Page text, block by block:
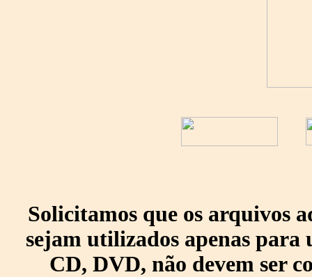
Solicitamos que os arquivos
sejam utilizados apenas para
CD, DVD, não devem ser